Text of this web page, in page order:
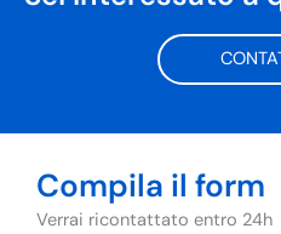
Compila il form
Verrai ricontattato entro 24h